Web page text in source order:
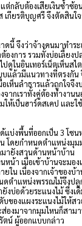
กลับต้องเสียเงินซ้ำซ้อ
กียรติบุญศรี จึงตัดสินใ
นี้ จึงว่าจ้างคนมาทำร
องการ รวมทั้งบ่อเลี้ยง
ดูในอินเทอร์เน็ตเห็นส
แล้วมีแนวทางที่ตรงกัน
เห็นลำธารแล้วถูกใจจึ
จากเราทั้งคู่ต้องทำงา
ห้เป็นฮาร์ดสเคป และ
แบ่งพื้นที่ออกเป็น 3 โซ
โดยกำหนดตำแหน่งมุม
มายังสวนด้านหน้าบ้าน
น้า เมื่อเข้าบ้านจะมอ
ใน เนื่องจากเจ้าของ
ตำแหน่งพรรณไม้จึงปลู
บ่อด้วยระแนงไม้ ซึ่งเ
บของแผงระแนงไม้ให้ส
งมาจากมุมไหนก็สามา
น์ ผู้ออกแบบกล่าว